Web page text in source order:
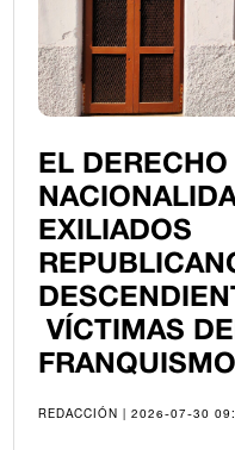
EL
EXILIADOS
VÍCTIMAS
FRANQUISMO
REDACCIÓN | 2026-07-30